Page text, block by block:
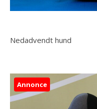
Nedadvendt hund
Annonce